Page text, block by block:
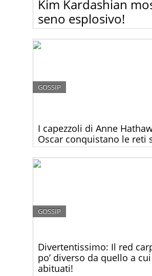
Kim Kardashian
seno esplosivo!
è ancora pronta a rinunciare di
abiti che più stretti non si può! Sotto
I capezzoli di Anne
Oscar conquistano le reti
GOSSIP
scelto per gli Oscar, era troppo
adatto all’occasione. Voi che ne dite?
Divertentissimo: Il red
po’ diverso da quello a
abituati!
GOSSIP